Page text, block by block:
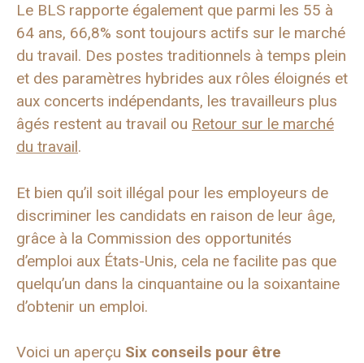
Le BLS rapporte également que parmi les 55 à
64 ans, 66,8% sont toujours actifs sur le marché
du travail. Des postes traditionnels à temps plein
et des paramètres hybrides aux rôles éloignés et
aux concerts indépendants, les travailleurs plus
âgés restent au travail ou Retour sur le marché
du travail.
Et bien qu’il soit illégal pour les employeurs de
discriminer les candidats en raison de leur âge,
grâce à la Commission des opportunités
d’emploi aux États-Unis, cela ne facilite pas que
quelqu’un dans la cinquantaine ou la soixantaine
d’obtenir un emploi.
Voici un aperçu Six conseils pour être